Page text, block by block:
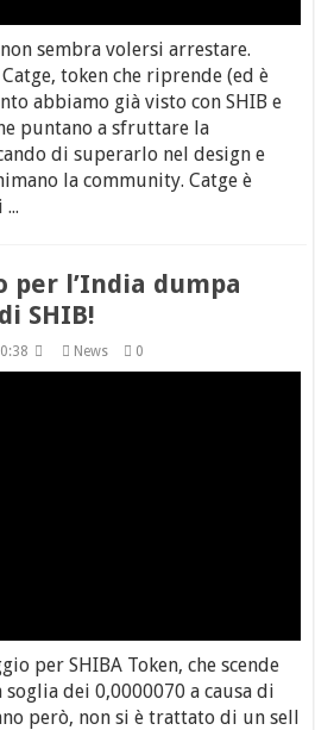
sembra volersi arrestare.
token che riprende (ed è
abbiamo già visto con SHIB e
puntano a sfruttare la
di superarlo nel design e
la community. Catge è
per l’India dumpa
SHIB!
News 0
per SHIBA Token, che scende
dei 0,0000070 a causa di
però, non si è trattato di un sell